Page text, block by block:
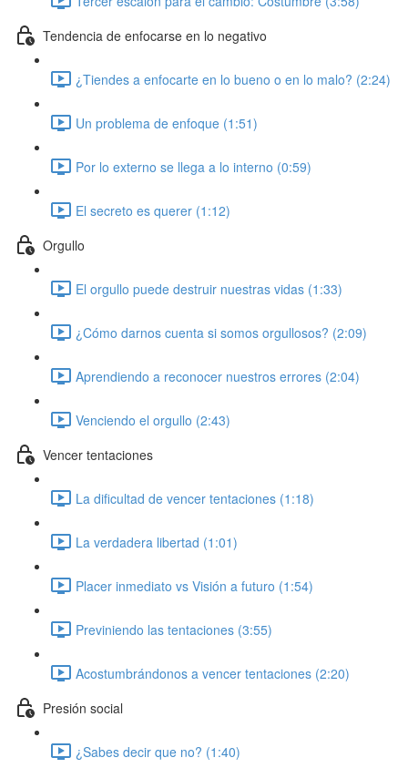
Tendencia de enfocarse en lo negativo
¿Tiendes a enfocarte en lo bueno o en lo malo? (2:24)
Un problema de enfoque (1:51)
Por lo externo se llega a lo interno (0:59)
El secreto es querer (1:12)
Orgullo
El orgullo puede destruir nuestras vidas (1:33)
¿Cómo darnos cuenta si somos orgullosos? (2:09)
Aprendiendo a reconocer nuestros errores (2:04)
Venciendo el orgullo (2:43)
Vencer tentaciones
La dificultad de vencer tentaciones (1:18)
La verdadera libertad (1:01)
Placer inmediato vs Visión a futuro (1:54)
Previniendo las tentaciones (3:55)
Acostumbrándonos a vencer tentaciones (2:20)
Presión social
¿Sabes decir que no? (1:40)